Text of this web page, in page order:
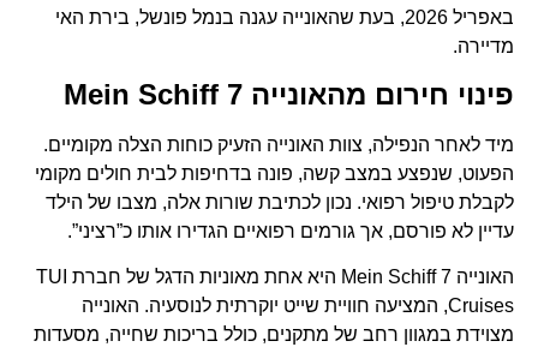
באפריל 2026, בעת שהאונייה עגנה בנמל פונשל, בירת האי
מדיירה.
פינוי חירום מהאונייה Mein Schiff 7
מיד לאחר הנפילה, צוות האונייה הזעיק כוחות הצלה מקומיים.
הפעוט, שנפצע במצב קשה, פונה בדחיפות לבית חולים מקומי
לקבלת טיפול רפואי. נכון לכתיבת שורות אלה, מצבו של הילד
עדיין לא פורסם, אך גורמים רפואיים הגדירו אותו כ”רציני”.
האונייה Mein Schiff 7 היא אחת מאוניות הדגל של חברת TUI
Cruises, המציעה חוויית שייט יוקרתית לנוסעיה. האונייה
מצוידת במגוון רחב של מתקנים, כולל בריכות שחייה, מסעדות